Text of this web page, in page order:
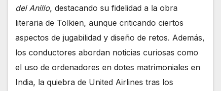
del Anillo, destacando su fidelidad a la obra
literaria de Tolkien, aunque criticando ciertos
aspectos de jugabilidad y diseño de retos. Además,
los conductores abordan noticias curiosas como
el uso de ordenadores en dotes matrimoniales en
India, la quiebra de United Airlines tras los